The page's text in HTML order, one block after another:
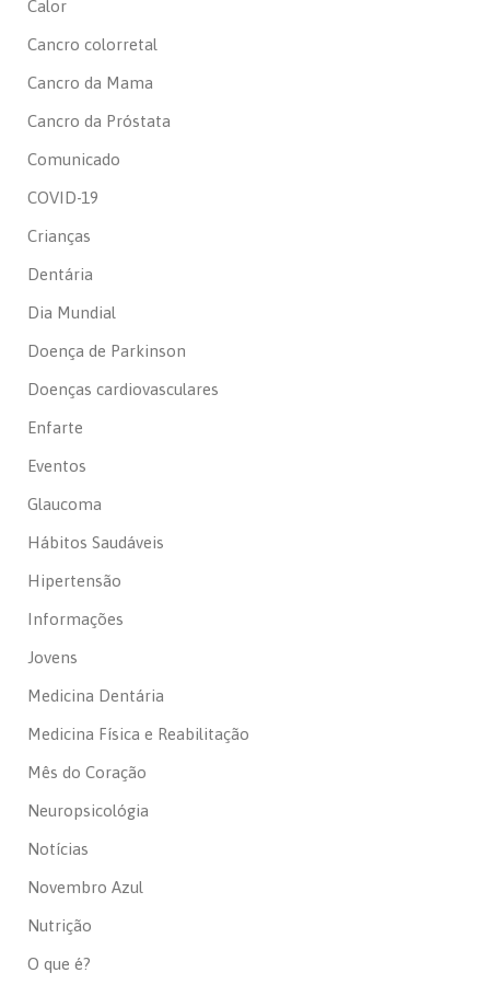
Calor
Cancro colorretal
Cancro da Mama
Cancro da Próstata
Comunicado
COVID-19
Crianças
Dentária
Dia Mundial
Doença de Parkinson
Doenças cardiovasculares
Enfarte
Eventos
Glaucoma
Hábitos Saudáveis
Hipertensão
Informações
Jovens
Medicina Dentária
Medicina Física e Reabilitação
Mês do Coração
Neuropsicológia
Notícias
Novembro Azul
Nutrição
O que é?